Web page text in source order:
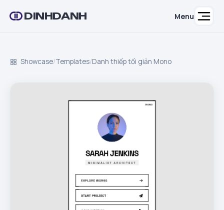
DINHDANH Menu
Showcase/Templates/Danh thiếp tối giản Mono